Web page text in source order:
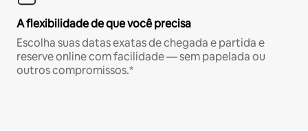
A flexibilidade de que você precisa
Escolha suas datas exatas de chegada e partida e
reserve online com facilidade — sem papelada ou
outros compromissos.*